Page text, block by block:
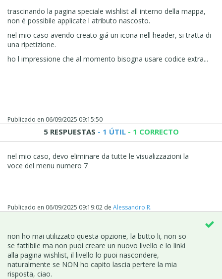
trascinando la pagina speciale wishlist all interno della mappa,
non é possibile applicate l atributo nascosto.
nel mio caso avendo creato giá un icona nell header, si tratta di
una ripetizione.
ho l impressione che al momento bisogna usare codice extra...
Publicado en 06/09/2025 09:15:50
5 RESPUESTAS - 1 ÚTIL- 1 CORRECTO
nel mio caso, devo eliminare da tutte le visualizzazioni la
voce del menu numero 7
Publicado en 06/09/2025 09:19:02 de Alessandro R.
non ho mai utilizzato questa opzione, la butto li, non so
se fattibile ma non puoi creare un nuovo livello e lo linki
alla pagina wishlist, il livello lo puoi nascondere,
naturalmente se NON ho capito lascia pertere la mia
risposta, ciao.